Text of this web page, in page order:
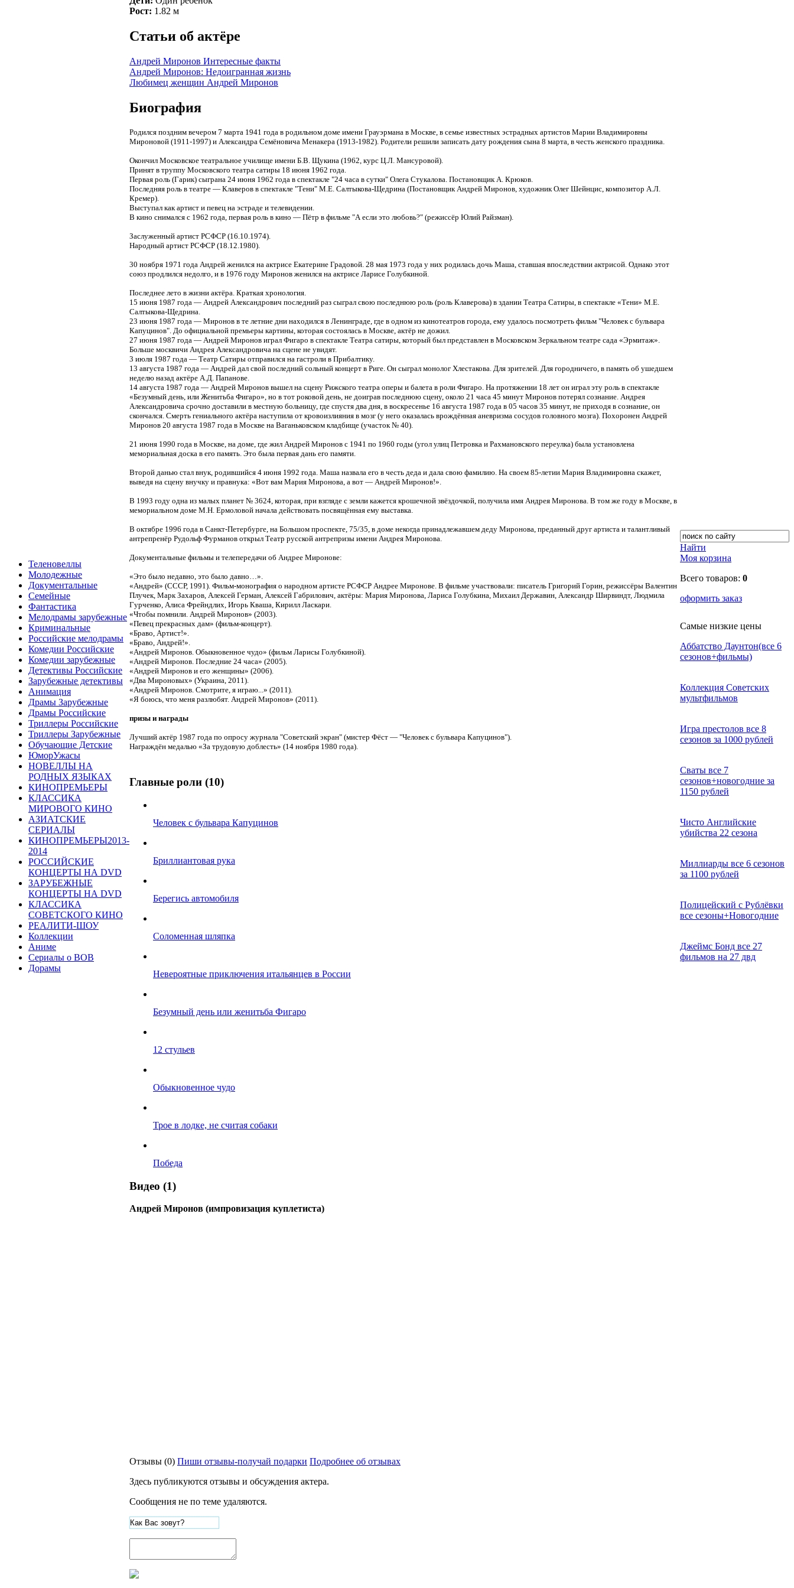
Теленовеллы
Молодежные
Документальные
Семейные
Фантастика
Мелодрамы зарубежные
Криминальные
Российские мелодрамы
Комедии Российские
Комедии зарубежные
Детективы Российские
Зарубежные детективы
Анимация
Драмы Зарубежные
Драмы Российские
Триллеры Российские
Триллеры Зарубежные
Обучающие Детские
ЮморУжасы
НОВЕЛЛЫ НА
РОДНЫХ ЯЗЫКАХ
КИНОПРЕМЬЕРЫ
КЛАССИКА
МИРОВОГО КИНО
АЗИАТСКИЕ
СЕРИАЛЫ
КИНОПРЕМЬЕРЫ2013-
2014
РОССИЙСКИЕ
КОНЦЕРТЫ НА DVD
ЗАРУБЕЖНЫЕ
КОНЦЕРТЫ НА DVD
КЛАССИКА
СОВЕТСКОГО КИНО
РЕАЛИТИ-ШОУ
Коллекции
Аниме
Сериалы о ВОВ
Дорамы
Рост: 1.82 м
Cтатьи об актёре
Андрей Миронов Интересные факты
Андрей Миронов: Недоигранная жизнь
Любимец женщин Андрей Миронов
Биография
Родился поздним вечером 7 марта 1941 года в родильном доме имени Грауэрмана в Москве, в семье известных эстрадных артистов Марии Владимировны
Мироновой (1911-1997) и Александра Семёновича Менакера (1913-1982). Родители решили записать дату рождения сына 8 марта, в честь женского праздника.
Окончил Московское театральное училище имени Б.В. Щукина (1962, курс Ц.Л. Мансуровой).
Принят в труппу Московского театра сатиры 18 июня 1962 года.
Первая роль (Гарик) сыграна 24 июня 1962 года в спектакле "24 часа в сутки" Олега Стукалова. Постановщик А. Крюков.
Последняя роль в театре — Клаверов в спектакле "Тени" М.Е. Салтыкова-Щедрина (Постановщик Андрей Миронов, художник Олег Шейнцис, композитор А.Л.
Кремер).
Выступал как артист и певец на эстраде и телевидении.
В кино снимался с 1962 года, первая роль в кино — Пётр в фильме "А если это любовь?" (режиссёр Юлий Райзман).
Заслуженный артист РСФСР (16.10.1974).
Народный артист РСФСР (18.12.1980).
30 ноября 1971 года Андрей женился на актрисе Екатерине Градовой. 28 мая 1973 года у них родилась дочь Маша, ставшая впоследствии актрисой. Однако этот
союз продлился недолго, и в 1976 году Миронов женился на актрисе Ларисе Голубкиной.
Последнее лето в жизни актёра. Краткая хронология.
15 июня 1987 года — Андрей Александрович последний раз сыграл свою последнюю роль (роль Клаверова) в здании Театра Сатиры, в спектакле «Тени» М.Е.
Салтыкова-Щедрина.
23 июня 1987 года — Миронов в те летние дни находился в Ленинграде, где в одном из кинотеатров города, ему удалось посмотреть фильм "Человек с бульвара
Капуцинов". До официальной премьеры картины, которая состоялась в Москве, актёр не дожил.
27 июня 1987 года — Андрей Миронов играл Фигаро в спектакле Театра сатиры, который был представлен в Московском Зеркальном театре сада «Эрмитаж».
Больше москвичи Андрея Александровича на сцене не увидят.
3 июля 1987 года — Театр Сатиры отправился на гастроли в Прибалтику.
13 августа 1987 года — Андрей дал свой последний сольный концерт в Риге. Он сыграл монолог Хлестакова. Для зрителей. Для городничего, в память об ушедшем
неделю назад актёре А.Д. Папанове.
14 августа 1987 года — Андрей Миронов вышел на сцену Рижского театра оперы и балета в роли Фигаро. На протяжении 18 лет он играл эту роль в спектакле
«Безумный день, или Женитьба Фигаро», но в тот роковой день, не доиграв последнюю сцену, около 21 часа 45 минут Миронов потерял сознание. Андрея
Александровича срочно доставили в местную больницу, где спустя два дня, в воскресенье 16 августа 1987 года в 05 часов 35 минут, не приходя в сознание, он
скончался. Смерть гениального актёра наступила от кровоизлияния в мозг (у него оказалась врождённая аневризма сосудов головного мозга). Похоронен Андрей
Миронов 20 августа 1987 года в Москве на Ваганьковском кладбище (участок № 40).
21 июня 1990 года в Москве, на доме, где жил Андрей Миронов с 1941 по 1960 годы (угол улиц Петровка и Рахмановского переулка) была установлена
мемориальная доска в его память. Это была первая дань его памяти.
Второй данью стал внук, родившийся 4 июня 1992 года. Маша назвала его в честь деда и дала свою фамилию. На своем 85-летии Мария Владимировна скажет,
выведя на сцену внучку и правнука: «Вот вам Мария Миронова, а вот — Андрей Миронов!».
В 1993 году одна из малых планет № 3624, которая, при взгляде с земли кажется крошечной звёздочкой, получила имя Андрея Миронова. В том же году в Москве, в
мемориальном доме М.Н. Ермоловой начала действовать посвящённая ему выставка.
В октябре 1996 года в Санкт-Петербурге, на Большом проспекте, 75/35, в доме некогда принадлежавшем деду Миронова, преданный друг артиста и талантливый
антрепренёр Рудольф Фурманов открыл Театр русской антрепризы имени Андрея Миронова.
Документальные фильмы и телепередачи об Андрее Миронове:
«Это было недавно, это было давно…».
«Андрей» (СССР, 1991). Фильм-монография о народном артисте РСФСР Андрее Миронове. В фильме участвовали: писатель Григорий Горин, режиссёры Валентин
Плучек, Марк Захаров, Алексей Герман, Алексей Габрилович, актёры: Мария Миронова, Лариса Голубкина, Михаил Державин, Александр Ширвиндт, Людмила
Гурченко, Алиса Фрейндлих, Игорь Кваша, Кирилл Ласкари.
«Чтобы помнили. Андрей Миронов» (2003).
«Певец прекрасных дам» (фильм-концерт).
«Браво, Артист!».
«Браво, Андрей!».
«Андрей Миронов. Обыкновенное чудо» (фильм Ларисы Голубкиной).
«Андрей Миронов. Последние 24 часа» (2005).
«Андрей Миронов и его женщины» (2006).
«Два Мироновых» (Украина, 2011).
«Андрей Миронов. Смотрите, я играю...» (2011).
«Я боюсь, что меня разлюбят. Андрей Миронов» (2011).
призы и награды
Лучший актёр 1987 года по опросу журнала "Советский экран" (мистер Фёст — "Человек с бульвара Капуцинов").
Награждён медалью «За трудовую доблесть» (14 ноября 1980 года).
Главные роли (10)
Человек с бульвара Капуцинов
Бриллиантовая рука
Берегись автомобиля
Соломенная шляпка
Невероятные приключения итальянцев в России
Безумный день или женитьба Фигаро
12 стульев
Обыкновенное чудо
Трое в лодке, не считая собаки
Победа
Видео (1)
Андрей Миронов (импровизация куплетиста)
Отзывы (0) Пиши отзывы-получай подарки Подробнее об отзывах
Здесь публикуются отзывы и обсуждения актера.
Сообщения не по теме удаляются.
Найти
Моя корзина
Всего товаров: 0
оформить заказ
Самые низкие цены
Аббатство Даунтон(все 6
сезонов+фильмы)
Коллекция Советских
мультфильмов
Игра престолов все 8
сезонов за 1000 рублей
Сваты все 7
сезонов+новогодние за
1150 рублей
Чисто Английские
убийства 22 сезона
Миллиарды все 6 сезонов
за 1100 рублей
Полицейский с Рублёвки
все сезоны+Новогодние
Джеймс Бонд все 27
фильмов на 27 двд